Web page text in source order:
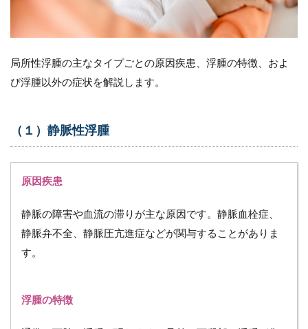
蛋白質
食事の
水分摂
取量と
尿量
7.4
（４）
況
8
ま
局所性浮腫の主なタイプごとの原因疾患、浮腫の特徴、およ
び浮腫以外の症状を解説します。
（１）静脈性浮腫
原因疾患
静脈の障害や血流の滞りが主な原因です。静脈血栓症、
静脈弁不全、静脈圧亢進症などが関与することがありま
す。
浮腫の特徴